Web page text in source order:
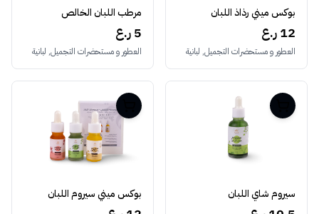
بوكس ميني رذاذ اللبان
12 ر.ع
العطور و مستحضرات التجميل, لبانية
مرطب اللبان الخالص
5 ر.ع
العطور و مستحضرات التجميل, لبانية
سيروم شاي اللبان بوكس ميني سيروم اللبان